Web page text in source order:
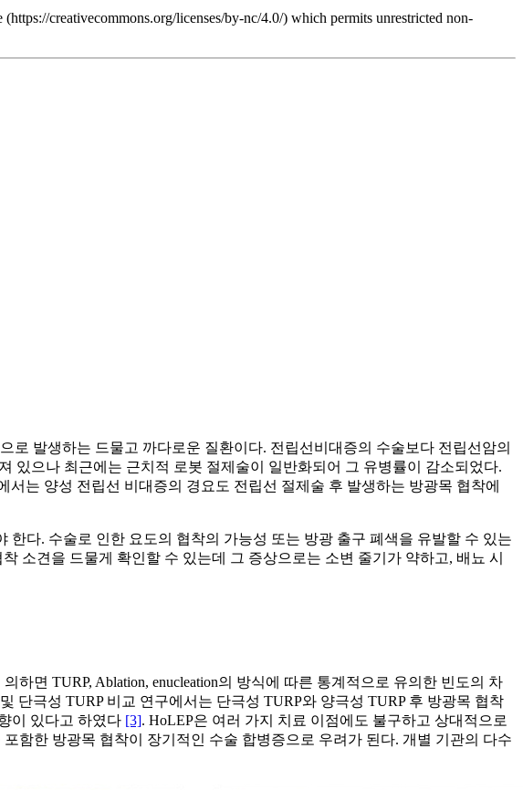
creativecommons.org/licenses/by-nc/4.0/) which permits unrestricted non-
로 발생하는 드물고 까다로운 질환이다. 전립선비대증의 수술보다 전립선암의
있으나 최근에는 근치적 로봇 절제술이 일반화되어 그 유병률이 감소되었다.
서는 양성 전립선 비대증의 경요도 전립선 절제술 후 발생하는 방광목 협착에
다. 수술로 인한 요도의 협착의 가능성 또는 방광 출구 폐색을 유발할 수 있는
소견을 드물게 확인할 수 있는데 그 증상으로는 소변 줄기가 약하고, 배뇨 시
면 TURP, Ablation, enucleation의 방식에 따른 통계적으로 유의한 빈도의 차
단극성 TURP 비교 연구에서는 단극성 TURP와 양극성 TURP 후 방광목 협착
이 있다고 하였다 [3]. HoLEP은 여러 가지 치료 이점에도 불구하고 상대적으로
함한 방광목 협착이 장기적인 수술 합병증으로 우려가 된다. 개별 기관의 다수